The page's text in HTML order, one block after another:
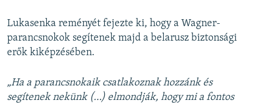
Lukasenka reményét fejezte ki, hogy a Wagner-
parancsnokok segítenek majd a belarusz biztonsági
erők kiképzésében.
„Ha a parancsnokaik csatlakoznak hozzánk és
segítenek nekünk (…) elmondják, hogy mi a fontos